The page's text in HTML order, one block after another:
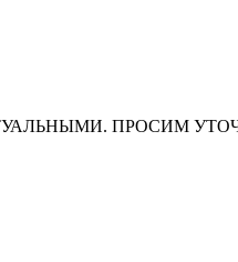
АКТУАЛЬНЫМИ. ПРОСИМ